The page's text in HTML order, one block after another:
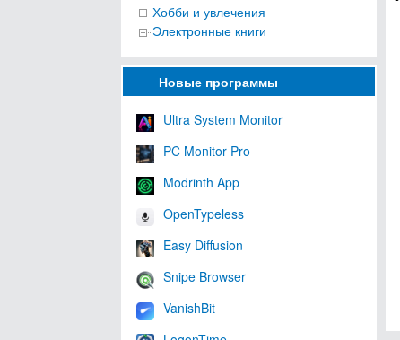
Хобби и увлечения
Электронные книги
Новые программы
Ultra System Monitor
PC Monitor Pro
Modrinth App
OpenTypeless
Easy Diffusion
Snipe Browser
VanishBit